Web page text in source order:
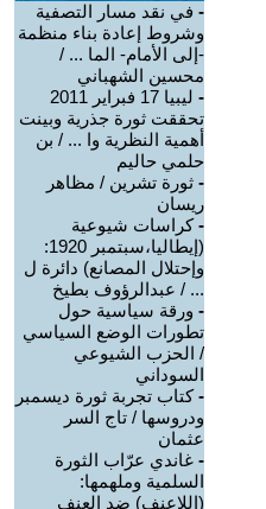
- في نقد مسار التصفية
وشروط إعادة بناء منظمة
-إلى الأمام- الما ... /
محسين الشهباني
-
ليبيا 17 فبراير 2011
تحققت ثورة جذرية وبينت
أهمية النظرية وا ... / بن
حلمي حاليم
- ثورة تشرين / مظاهر
ريسان
-كراسات شيوعية
(إيطاليا،سبتمبر 1920:
وإحتلال المصانع) دائرة ل
... / عبدالرؤوف بطيخ
- ورقة سياسية حول
تطورات الوضع السياسي
/ الحزب الشيوعي
السوداني
-كتاب تجربة ثورة ديسمبر
ودروسها / تاج السر
عثمان
- غاندي عرّاب الثورة
السلمية وملهمها:
(اللاعنف) ضد العنف